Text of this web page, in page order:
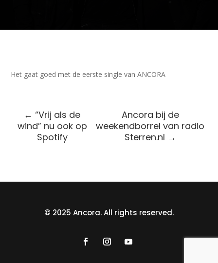
Het gaat goed met de eerste single van ANCORA
←“Vrij als de
wind” nu ook op
Spotify
Ancora bij de
weekendborrel van radio
Sterren.nl →
© 2025 Ancora. All rights reserved.